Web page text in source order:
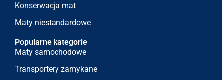
Konserwacja mat
Maty niestandardowe
Popularne kategorie
Maty samochodowe
Transportery zamykane